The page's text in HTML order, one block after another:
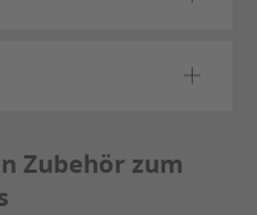
Zubehör zum